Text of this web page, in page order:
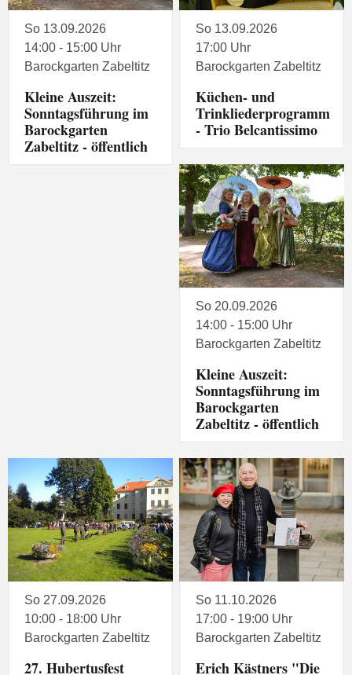
So 13.09.2026
14:00 - 15:00 Uhr
Barockgarten Zabeltitz
Kleine Auszeit:
Sonntagsführung im
Barockgarten
Zabeltitz - öffentlich
So 13.09.2026
17:00 Uhr
Barockgarten Zabeltitz
Küchen- und
Trinkliederprogramm
- Trio Belcantissimo
So 20.09.2026
14:00 - 15:00 Uhr
Barockgarten Zabeltitz
Kleine Auszeit:
Sonntagsführung im
Barockgarten
Zabeltitz - öffentlich
So 27.09.2026
10:00 - 18:00 Uhr
Barockgarten Zabeltitz
27. Hubertusfest
So 11.10.2026
17:00 - 19:00 Uhr
Barockgarten Zabeltitz
Erich Kästners "Die